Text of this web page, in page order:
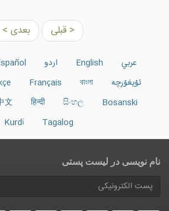
< قبلی بعدی >
عربي English اردو
ئۇيغۇرچە
বাংলা
Français
Bosanski
සිංහල
हिन्दी
文
Tagalog
Kurdî
نام نویسی در ليست پستى